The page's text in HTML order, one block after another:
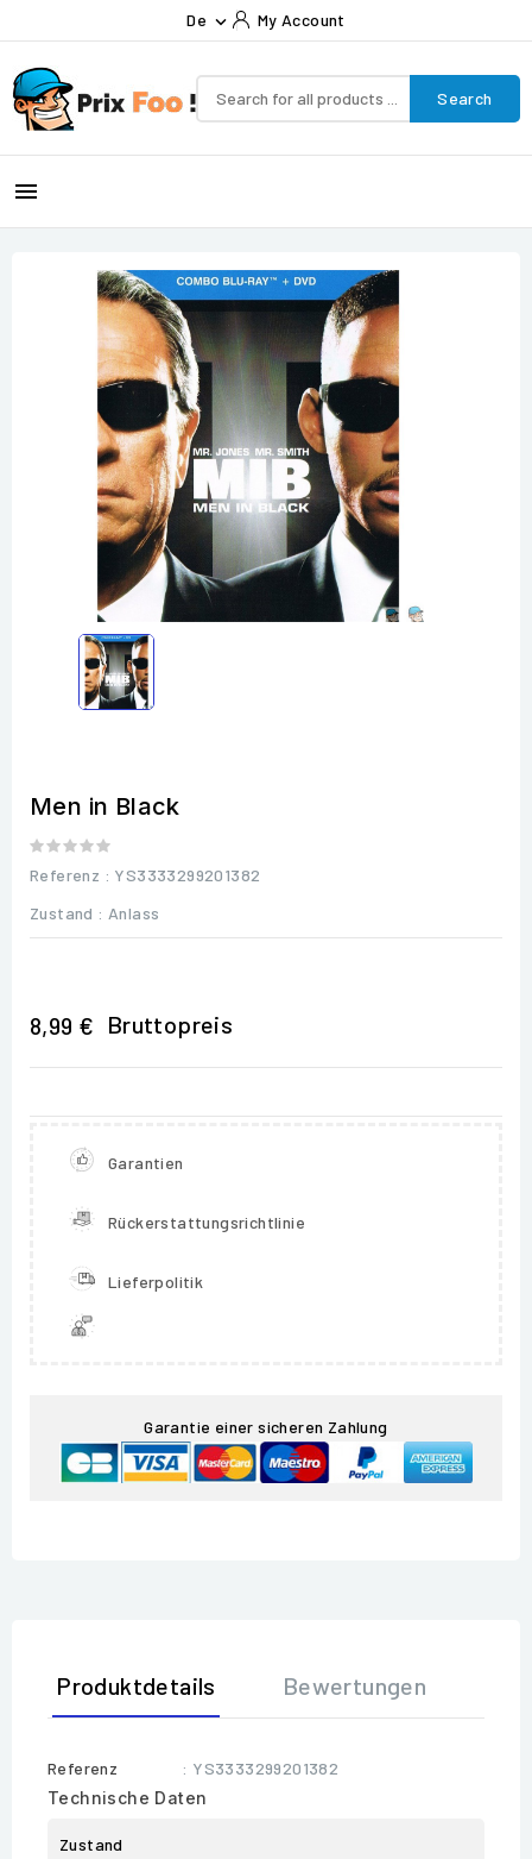
De  My Account
Search

Men in Black
Referenz : YS3333299201382
Zustand : Anlass
8,99 € Bruttopreis
Garantien
Rückerstattungsrichtlinie
Lieferpolitik
Garantie einer sicheren Zahlung
Produktdetails Bewertungen
Referenz
: YS3333299201382
Technische Daten
Zustand